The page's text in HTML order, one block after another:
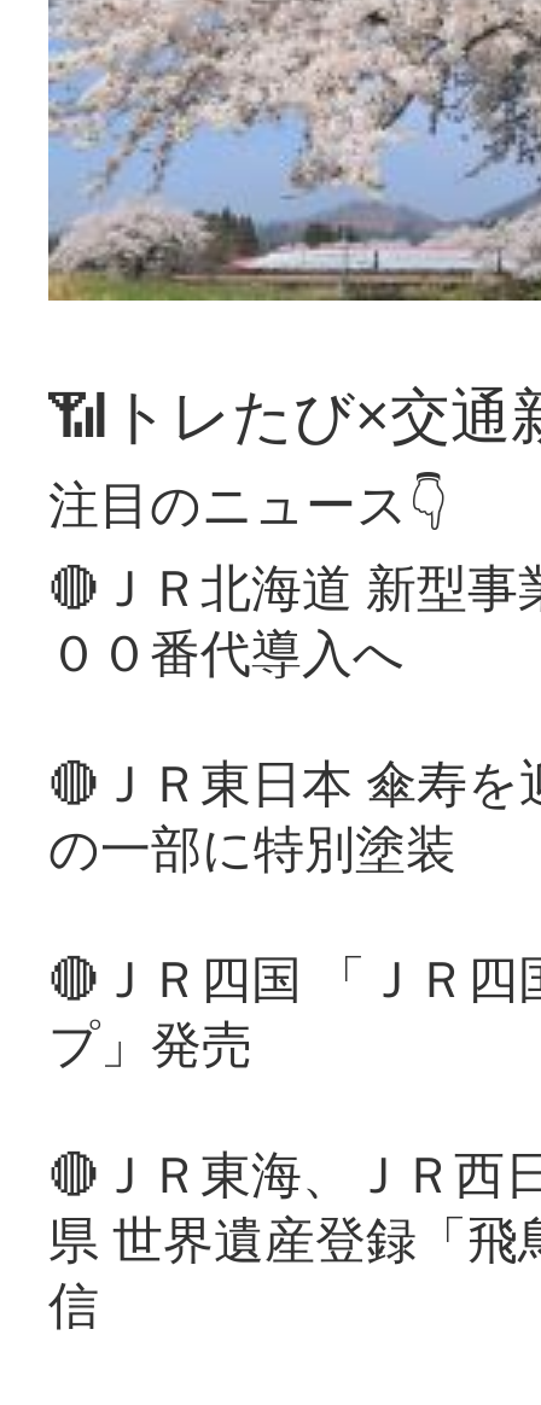
📶トレたび×交通
注目のニュース👇
🔴ＪＲ北海道 新型
００番代導入へ
🔴ＪＲ東日本 傘寿
の一部に特別塗装
🔴ＪＲ四国 「ＪＲ
プ」発売
🔴ＪＲ東海、ＪＲ西
県 世界遺産登録「
信